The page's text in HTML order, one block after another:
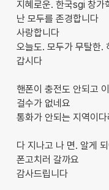
지혜로운. 한국sgi 창가
난 모두를 존경합니다
사랑합니다
오늘도. 모두가 무탈한.
갑시다
핸폰이 충전도 안되고
걸수가 없네요
통화가 안되는 지역이
다 지나고 나 면. 알게
폰고치러 갈까요
감사드립니다